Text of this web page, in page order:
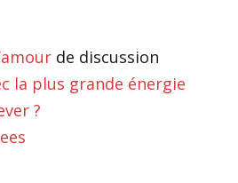
de discussion
la plus grande énergie
?